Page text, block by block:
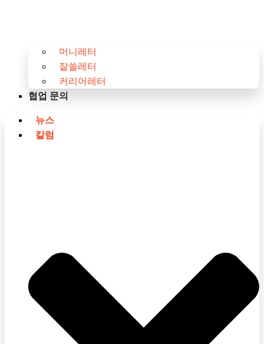
머니레터
잘쓸레터
커리어레터
협업 문의
뉴스
칼럼